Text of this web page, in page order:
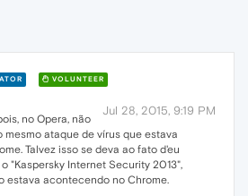
VOLUNTEER
Jul 28, 2015, 9:19 PM
no Opera, não
mesmo ataque de vírus que estava
Talvez isso se deva ao fato d'eu
"Kaspersky Internet Security 2013",
estava acontecendo no Chrome.